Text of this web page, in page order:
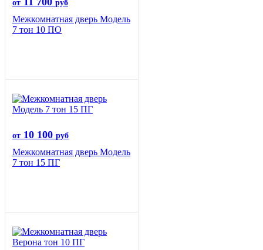
от руб
Межкомнатная дверь Модель
7 тон 10 ПО
от 10 100 руб
Межкомнатная дверь Модель
7 тон 15 ПГ